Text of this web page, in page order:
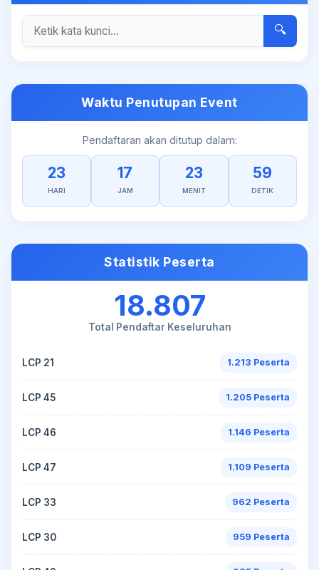
🔍
Waktu Penutupan Event
Pendaftaran akan ditutup dalam:
23
HARI
17
JAM
23
MENIT
59
DETIK
Statistik Peserta
18.807
Total Pendaftar Keseluruhan
LCP 21 1.213 Peserta
LCP 45 1.205 Peserta
LCP 46 1.146 Peserta
LCP 47 1.109 Peserta
LCP 33 962 Peserta
LCP 30 959 Peserta